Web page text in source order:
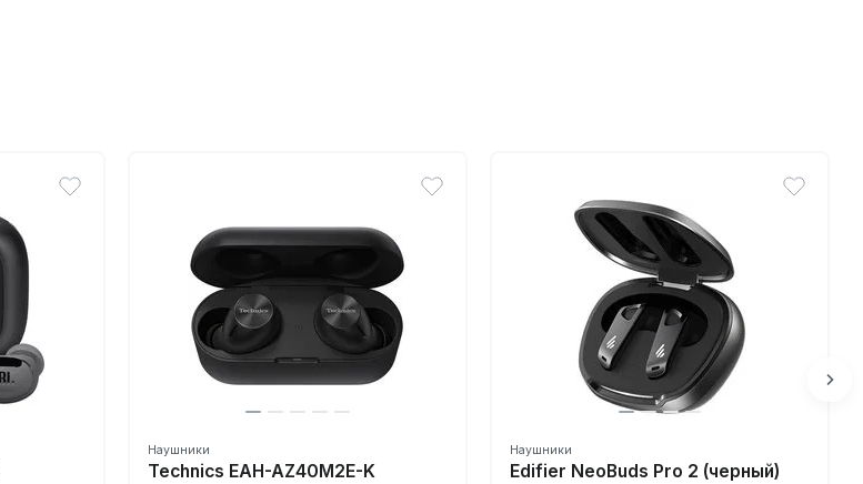
Наушники
Technics EAH-AZ40M2E-K
Наушники
Edifier NeoBuds Pro 2 (черный)